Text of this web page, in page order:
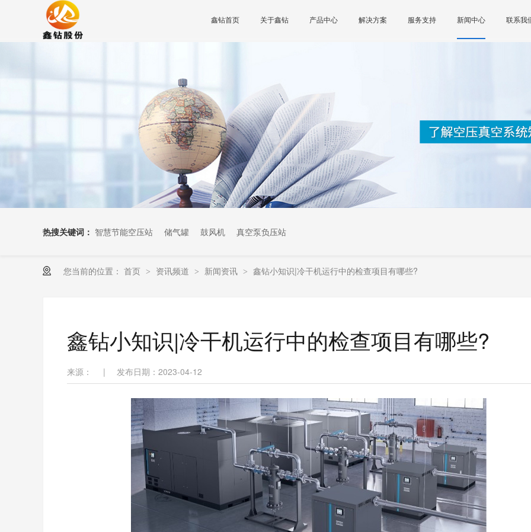
鑫钻首页 关于鑫钻 产品中心 解决方案 服务支持 新闻中心 联系我
热搜关键词： 智慧节能空压站 储气罐 鼓风机 真空泵负压站
您当前的位置： 首页 > 资讯频道 > 新闻资讯 > 鑫钻小知识|冷干机运行中的检查项目有哪些?
鑫钻小知识|冷干机运行中的检查项目有哪些?
来源： | 发布日期：2023-04-12